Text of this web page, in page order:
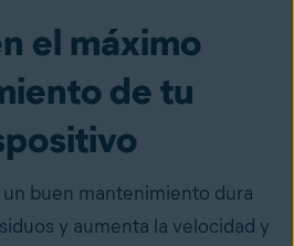
el máximo
de tu
buen mantenimiento dura
y aumenta la velocidad y